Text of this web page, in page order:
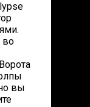
во
вы